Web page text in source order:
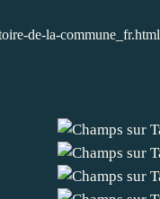
de-la-commune_fr.html